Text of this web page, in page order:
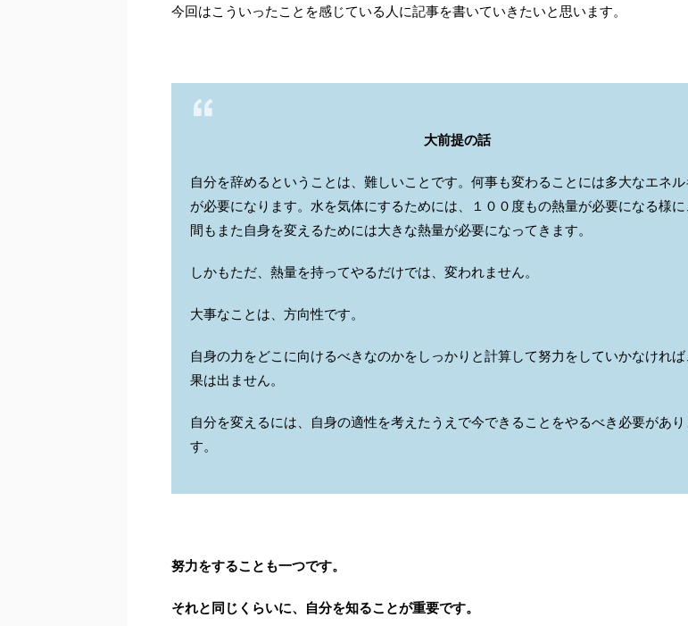
今回はこういったことを感じている人に記事を書いていきたいと思います。
大前提の話
自分を辞めるということは、難しいことです。何事も変わることには多大なエネル
が必要になります。水を気体にするためには、１００度もの熱量が必要になる様に
間もまた自身を変えるためには大きな熱量が必要になってきます。
しかもただ、熱量を持ってやるだけでは、変われません。
大事なことは、方向性です。
自身の力をどこに向けるべきなのかをしっかりと計算して努力をしていかなけれ
果は出ません。
自分を変えるには、自身の適性を考えたうえで今できることをやるべき必要があり
す。
努力をすることも一つです。
それと同じくらいに、自分を知ることが重要です。